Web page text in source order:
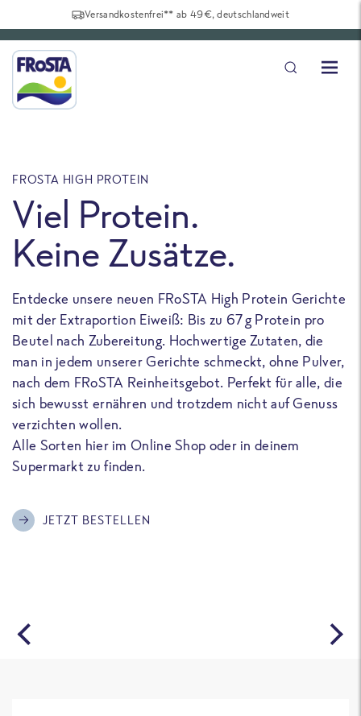
Versandkostenfrei** ab 49€, deutschlandweit
FROSTA HIGH PROTEIN
Viel Protein.
Keine Zusätze.
Entdecke unsere neuen FRoSTA High Protein Gerichte
mit der Extraportion Eiweiß: Bis zu 67 g Protein pro
Beutel nach Zubereitung. Hochwertige Zutaten, die
man in jedem unserer Gerichte schmeckt, ohne Pulver,
nach dem FRoSTA Reinheitsgebot. Perfekt für alle, die
sich bewusst ernähren und trotzdem nicht auf Genuss
verzichten wollen.
Alle Sorten hier im Online Shop oder in deinem
Supermarkt zu finden.
JETZT BESTELLEN